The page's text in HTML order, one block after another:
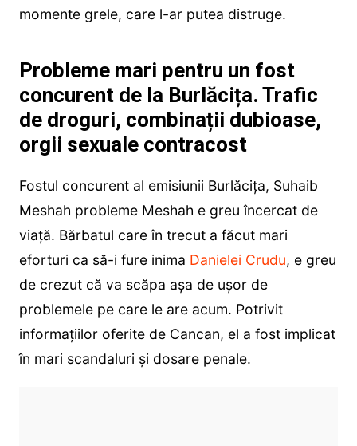
momente grele, care l-ar putea distruge.
Probleme mari pentru un fost
concurent de la Burlăcița. Trafic
de droguri, combinații dubioase,
orgii sexuale contracost
Fostul concurent al emisiunii Burlăcița, Suhaib
Meshah probleme Meshah e greu încercat de
viață. Bărbatul care în trecut a făcut mari
eforturi ca să-i fure inima Danielei Crudu, e greu
de crezut că va scăpa așa de ușor de
problemele pe care le are acum. Potrivit
informațiilor oferite de Cancan, el a fost implicat
în mari scandaluri și dosare penale.